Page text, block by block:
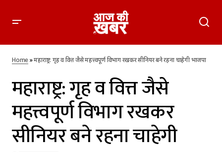
भाजपा
Home»महाराष्ट्र: गृह व वित्त जैसे महत्त्वपूर्ण विभाग रखकर सीनियर बने रहना चाहेगी भाजपा
महाराष्ट्र: गृह व वित्त जैसे
महत्त्वपूर्ण विभाग रखकर
सीनियर बने रहना चाहेगी